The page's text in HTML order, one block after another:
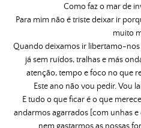
Como faz o mar de
Para mim não é triste deixar ir
muito
Quando deixamos ir libertamo-nos
já sem ruídos, tralhas e más
atenção, tempo e foco no que
Este ano não vou pedir. Vou
E tudo o que ficar é o que
andarmos agarrados [com unhas